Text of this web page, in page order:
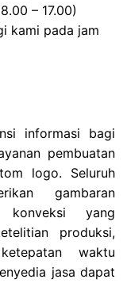
– 17.00)
kami pada jam
informasi bagi
pembuatan
logo. Seluruh
gambaran
konveksi yang
produksi,
waktu
jasa dapat